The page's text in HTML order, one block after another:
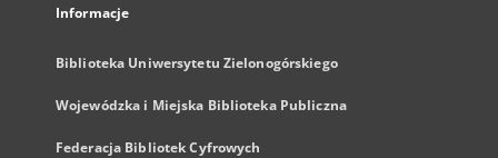
Informacje
Biblioteka Uniwersytetu Zielonogórskiego
Wojewódzka i Miejska Biblioteka Publiczna
Federacja Bibliotek Cyfrowych